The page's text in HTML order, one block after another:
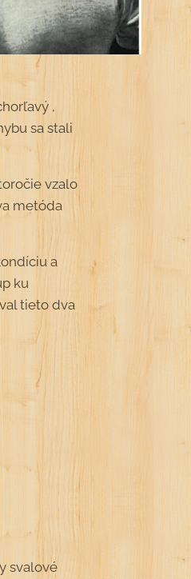
,
sa stali
vzalo
metóda
a
ku
tieto dva
svalové